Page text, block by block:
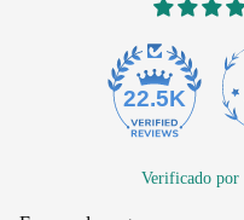
22.5K
Verificado por